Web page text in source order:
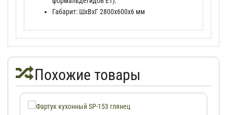
Габарит: ШхВхГ 2800х600х6 мм
Похожие товары